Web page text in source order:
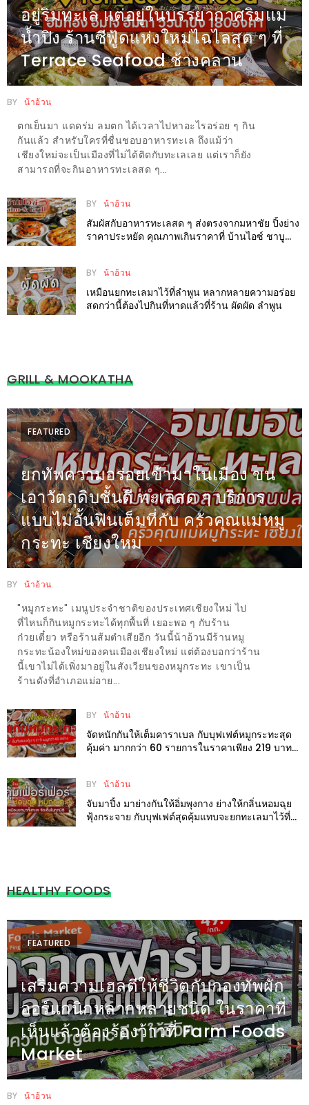
กับ
แผนที่
ร้าน
หมู
เชียงใหม่
งบ
ไม่
ปลาย
อิ่ม
ชิ
ลล์
ไม่
เกิน
ชี้
ความ
อร่อย
ตาม
รอย
น้า
อ้วน
ชวน
หิว
น้า
อ้วน
ติดต่อ
อ้วน
น้า
ชวน
คุย
ส่วน
นโยบาย
ความ
เป็น
ส่วน
ตัว
ประกาศ
ผล
อยู่ริมทะเล แต่อยู่ในบรรยากาศริมแม่
น้ำปิง ร้านซีฟู้ดแห่งใหม่ไฉไลสุด ๆ ที่
Terrace Seafood ช้างคลาน
BY น้าอ้วน
ตกเย็นมา แดดร่ม ลมตก ได้เวลาไปหาอะไรอร่อย ๆ กิน
กันแล้ว สำหรับใครที่ชื่นชอบอาหารทะเล ถึงแม้ว่า
เชียงใหม่จะเป็นเมืองที่ไม่ได้ติดกับทะเลเลย แต่เราก็ยัง
สามารถที่จะกินอาหารทะเลสด ๆ...
BY น้าอ้วน
สัมผัสกับอาหารทะเลสด ๆ ส่งตรงจากมหาชัย ปิ้งย่าง
ราคาประหยัด คุณภาพเกินราคาที่ บ้านไอซ์ ชาบู
BY น้าอ้วน
เหมือนยกทะเลมาไว้ที่ลำพูน หลากหลายความอร่อย
สดกว่านี้ต้องไปกินที่หาดแล้วที่ร้าน ผัดผัด ลำพูน
GRILL & MOOKATHA
FEATURED
ยกทัพความอร่อยเข้ามาในเมือง ขน
เอาวัตถุดิบชั้นดี ทะเลสด ๆ บริการ
แบบไม่อั้นฟินเต็มที่กับ ครัวคุณแม่หมู
กระทะ เชียงใหม่
BY น้าอ้วน
"หมูกระทะ" เมนูประจำชาติของประเทศเชียงใหม่ ไป
ที่ไหนก็กินหมูกระทะได้ทุกพื้นที่ เยอะพอ ๆ กับร้าน
ก๋วยเตี๋ยว หรือร้านส้มตำเสียอีก วันนี้น้าอ้วนมีร้านหมู
กระทะน้องใหม่ของคนเมืองเชียงใหม่ แต่ต้องบอกว่าร้าน
นี้เขาไม่ได้เพิ่งมาอยู่ในสังเวียนของหมูกระทะ เขาเป็น
ร้านดังที่อำเภอแม่อาย...
BY น้าอ้วน
จัดหนักกันให้เต็มคาราเบล กับบุฟเฟต์หมูกระทะสุด
คุ้มค่า มากกว่า 60 รายการในราคาเพียง 219 บาท
BY น้าอ้วน
จับมาปิ้ง มาย่างกันให้อิ่มพุงกาง ย่างให้กลิ่นหอมฉุย
ฟุ้งกระจาย กับบุฟเฟต์สุดคุ้มแทบจะยกทะเลมาไว้ที่นี่
HEALTHY FOODS
FEATURED
เสริมความเฮลตีให้ชีวิตกับกองทัพผัก
ออร์แกนิกหลากหลายชนิด ในราคาที่
เห็นแล้วต้องร้องว้าวที่ Farm Foods
Market
BY น้าอ้วน